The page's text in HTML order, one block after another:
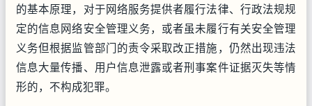
的基本原理，对于网络服务提供者履行法律、行政法规规
定的信息网络安全管理义务，或者虽未履行有关安全管理
义务但根据监管部门的责令采取改正措施，仍然出现违法
信息大量传播、用户信息泄露或者刑事案件证据灭失等情
形的，不构成犯罪。